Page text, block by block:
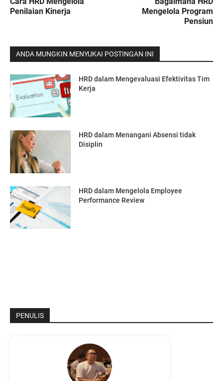
Penilaian Kinerja
Mengelola Program
Pensiun
ANDA MUNGKIN MENYUKAI POSTINGAN INI
HRD dalam Mengevaluasi Efektivitas Tim
Kerja
HRD dalam Menangani Absensi tidak
Disiplin
HRD dalam Mengelola Employee
Performance Review
PENULIS